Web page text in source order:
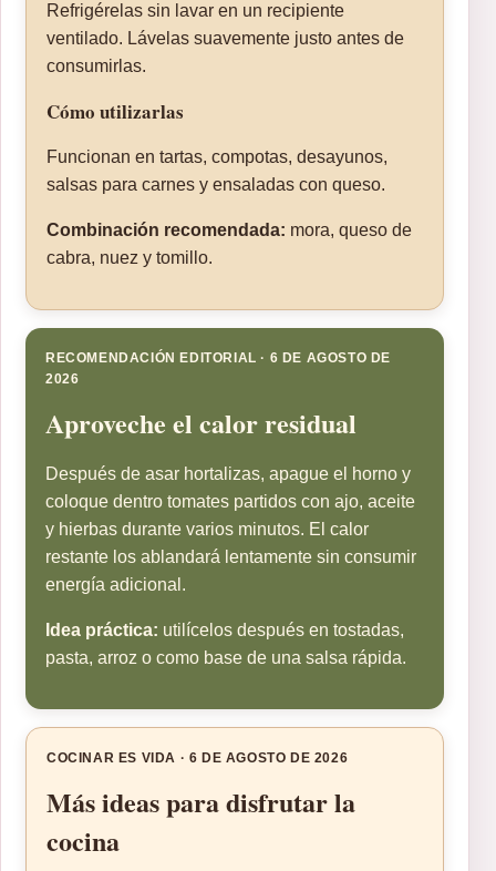
Refrigérelas sin lavar en un recipiente
ventilado. Lávelas suavemente justo antes de
consumirlas.
Cómo utilizarlas
Funcionan en tartas, compotas, desayunos,
salsas para carnes y ensaladas con queso.
Combinación recomendada: mora, queso de
cabra, nuez y tomillo.
RECOMENDACIÓN EDITORIAL · 6 DE AGOSTO DE
2026
Aproveche el calor residual
Después de asar hortalizas, apague el horno y
coloque dentro tomates partidos con ajo, aceite
y hierbas durante varios minutos. El calor
restante los ablandará lentamente sin consumir
energía adicional.
Idea práctica: utilícelos después en tostadas,
pasta, arroz o como base de una salsa rápida.
COCINAR ES VIDA · 6 DE AGOSTO DE 2026
Más ideas para disfrutar la
cocina